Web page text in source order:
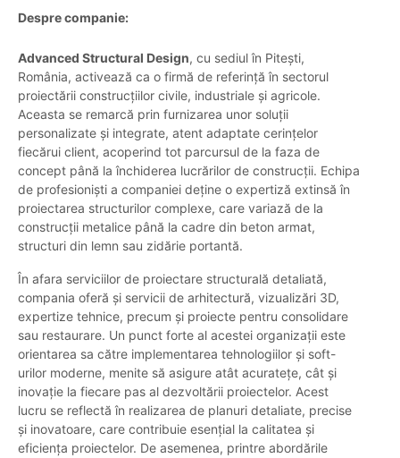
Despre companie:
Advanced Structural Design, cu sediul în Pitești,
România, activează ca o firmă de referință în sectorul
proiectării construcțiilor civile, industriale și agricole.
Aceasta se remarcă prin furnizarea unor soluții
personalizate și integrate, atent adaptate cerințelor
fiecărui client, acoperind tot parcursul de la faza de
concept până la închiderea lucrărilor de construcții. Echipa
de profesioniști a companiei deține o expertiză extinsă în
proiectarea structurilor complexe, care variază de la
construcții metalice până la cadre din beton armat,
structuri din lemn sau zidărie portantă.
În afara serviciilor de proiectare structurală detaliată,
compania oferă și servicii de arhitectură, vizualizări 3D,
expertize tehnice, precum și proiecte pentru consolidare
sau restaurare. Un punct forte al acestei organizații este
orientarea sa către implementarea tehnologiilor și soft-
urilor moderne, menite să asigure atât acuratețe, cât și
inovație la fiecare pas al dezvoltării proiectelor. Acest
lucru se reflectă în realizarea de planuri detaliate, precise
și inovatoare, care contribuie esențial la calitatea și
eficiența proiectelor. De asemenea, printre abordările